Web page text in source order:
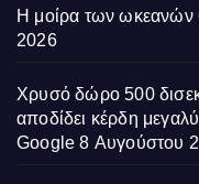
Η μοίρα των ωκεανών
2026
Χρυσό δώρο 500
αποδίδει κέρδη
Google 8 Αυγούστου